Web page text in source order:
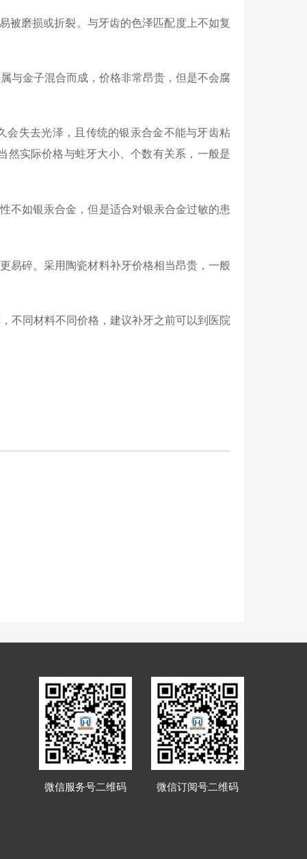
被磨损或折裂。与牙齿的色泽匹配度上不如复
与金子混合而成，价格非常昂贵，但是不会腐
会失去光泽，且传统的银汞合金不能与牙齿粘
然实际价格与蛀牙大小、个数有关系，一般是
不如银汞合金，但是适合对银汞合金过敏的患
易碎。采用陶瓷材料补牙价格相当昂贵，一般
不同材料不同价格，建议补牙之前可以到医院
微信服务号二维码 微信订阅号二维码